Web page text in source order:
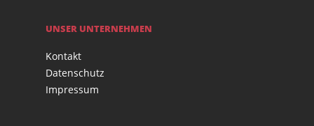
UNSER UNTERNEHMEN
Kontakt
Datenschutz
Impressum